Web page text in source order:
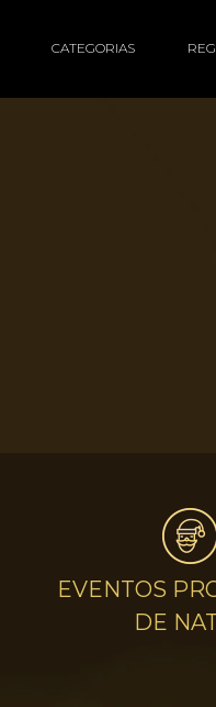
CATEGORIAS
EVENTOS
DE